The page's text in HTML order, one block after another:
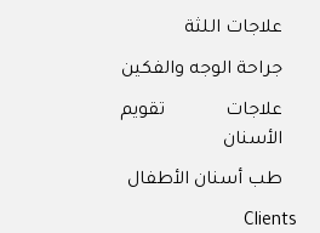
علاجات اللثة
جراحة الوجه والفكين
علاجات تقويم
الأسنان
طب أسنان الأطفال
Clients